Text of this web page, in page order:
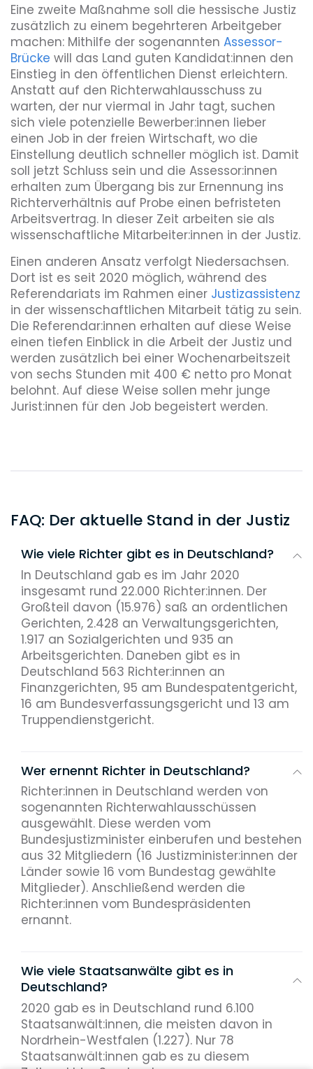
Eine zweite Maßnahme soll die hessische Justiz
zusätzlich zu einem begehrteren Arbeitgeber
machen: Mithilfe der sogenannten Assessor-
Brücke will das Land guten Kandidat:innen den
Einstieg in den öffentlichen Dienst erleichtern.
Anstatt auf den Richterwahlausschuss zu
warten, der nur viermal in Jahr tagt, suchen
sich viele potenzielle Bewerber:innen lieber
einen Job in der freien Wirtschaft, wo die
Einstellung deutlich schneller möglich ist. Damit
soll jetzt Schluss sein und die Assessor:innen
erhalten zum Übergang bis zur Ernennung ins
Richterverhältnis auf Probe einen befristeten
Arbeitsvertrag. In dieser Zeit arbeiten sie als
wissenschaftliche Mitarbeiter:innen in der Justiz.
Einen anderen Ansatz verfolgt Niedersachsen.
Dort ist es seit 2020 möglich, während des
Referendariats im Rahmen einer Justizassistenz
in der wissenschaftlichen Mitarbeit tätig zu sein.
Die Referendar:innen erhalten auf diese Weise
einen tiefen Einblick in die Arbeit der Justiz und
werden zusätzlich bei einer Wochenarbeitszeit
von sechs Stunden mit 400 € netto pro Monat
belohnt. Auf diese Weise sollen mehr junge
Jurist:innen für den Job begeistert werden.
FAQ: Der aktuelle Stand in der Justiz
Wie viele Richter gibt es in Deutschland?
In Deutschland gab es im Jahr 2020
insgesamt rund 22.000 Richter:innen. Der
Großteil davon (15.976) saß an ordentlichen
Gerichten, 2.428 an Verwaltungsgerichten,
1.917 an Sozialgerichten und 935 an
Arbeitsgerichten. Daneben gibt es in
Deutschland 563 Richter:innen an
Finanzgerichten, 95 am Bundespatentgericht,
16 am Bundesverfassungsgericht und 13 am
Truppendienstgericht.
Wer ernennt Richter in Deutschland?
Richter:innen in Deutschland werden von
sogenannten Richterwahlausschüssen
ausgewählt. Diese werden vom
Bundesjustizminister einberufen und bestehen
aus 32 Mitgliedern (16 Justizminister:innen der
Länder sowie 16 vom Bundestag gewählte
Mitglieder). Anschließend werden die
Richter:innen vom Bundespräsidenten
ernannt.
Wie viele Staatsanwälte gibt es in
Deutschland?
2020 gab es in Deutschland rund 6.100
Staatsanwält:innen, die meisten davon in
Nordrhein-Westfalen (1.227). Nur 78
Staatsanwält:innen gab es zu diesem